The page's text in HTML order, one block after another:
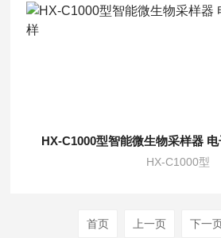
HX-C1000型智能微生物采样器
HX-C1000型
首页 上一页 下一